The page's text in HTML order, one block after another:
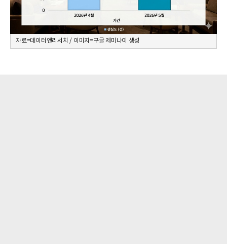
자료=데이터앤리서치 / 이미지=구글 제미나이 생성